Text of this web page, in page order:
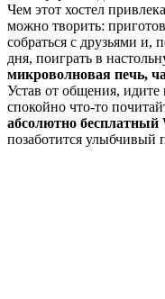
Чем этот хостел
можно творить:
собраться с друзьями и,
дня, поиграть в
микроволновая печь,
Устав от общения, идите
спокойно что-то
абсолютно бесплатный
позаботится улыбчивый